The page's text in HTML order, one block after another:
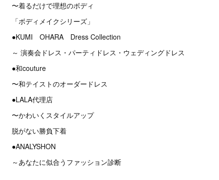
〜着るだけで理想のボディ
「ボディメイクシリーズ」
●KUMI OHARA Dress Collection
～ 演奏会ドレス・パーティドレス・ウェディングドレス
●和couture
〜和テイストのオーダードレス
●LALA代理店
〜かわいくスタイルアップ
脱がない勝負下着
●ANALYSHON
～あなたに似合うファッション診断